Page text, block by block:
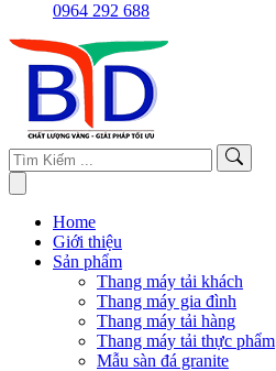
0964 292 688
Home
Giới thiệu
Sản phẩm
Thang máy tải khách
Thang máy gia đình
Thang máy tải hàng
Thang máy tải thực phẩm
Mẫu sàn đá granite